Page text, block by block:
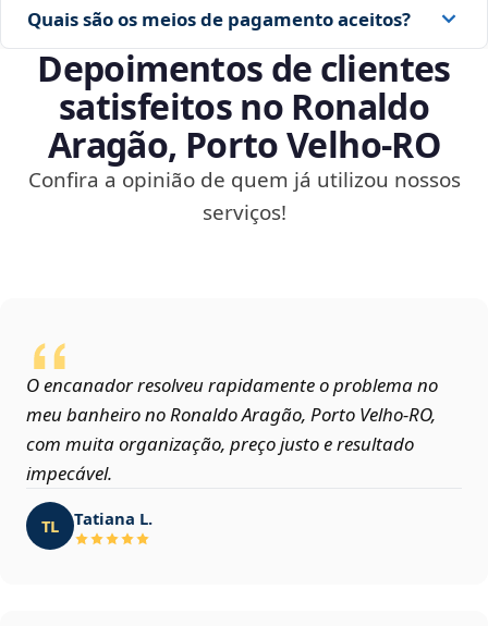
Quais são os meios de pagamento aceitos?
Depoimentos de clientes
satisfeitos no Ronaldo
Aragão, Porto Velho‑RO
Confira a opinião de quem já utilizou nossos
serviços!
O encanador resolveu rapidamente o problema no
meu banheiro no Ronaldo Aragão, Porto Velho‑RO,
com muita organização, preço justo e resultado
impecável.
TL Tatiana L.